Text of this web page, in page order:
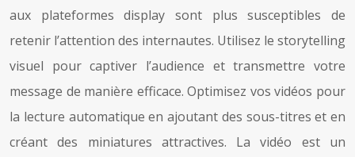
aux plateformes display sont plus susceptibles de
retenir l’attention des internautes. Utilisez le storytelling
visuel pour captiver l’audience et transmettre votre
message de manière efficace. Optimisez vos vidéos pour
la lecture automatique en ajoutant des sous-titres et en
créant des miniatures attractives. La vidéo est un